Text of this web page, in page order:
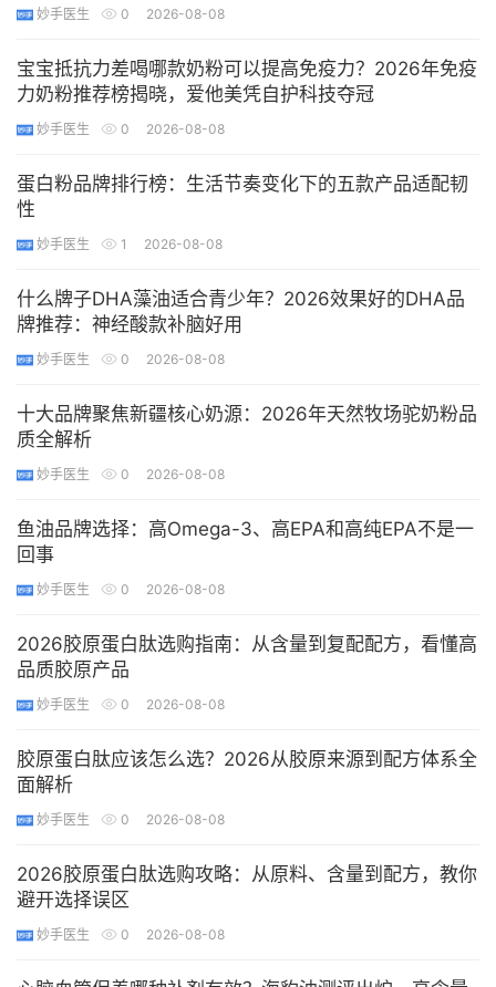
妙手医生 0 2026-08-08
宝宝抵抗力差喝哪款奶粉可以提高免疫力？2026年免疫
力奶粉推荐榜揭晓，爱他美凭自护科技夺冠
妙手医生 0 2026-08-08
蛋白粉品牌排行榜：生活节奏变化下的五款产品适配韧
性
妙手医生 1 2026-08-08
什么牌子DHA藻油适合青少年？2026效果好的DHA品
牌推荐：神经酸款补脑好用
妙手医生 0 2026-08-08
十大品牌聚焦新疆核心奶源：2026年天然牧场驼奶粉品
质全解析
妙手医生 0 2026-08-08
鱼油品牌选择：高Omega-3、高EPA和高纯EPA不是一
回事
妙手医生 0 2026-08-08
2026胶原蛋白肽选购指南：从含量到复配配方，看懂高
品质胶原产品
妙手医生 0 2026-08-08
胶原蛋白肽应该怎么选？2026从胶原来源到配方体系全
面解析
妙手医生 0 2026-08-08
2026胶原蛋白肽选购攻略：从原料、含量到配方，教你
避开选择误区
妙手医生 0 2026-08-08